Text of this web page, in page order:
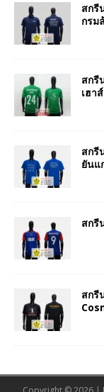
สกรี
กรม
สกรี
เฮา
สกรี
ยันแ
สกรี
สกรี